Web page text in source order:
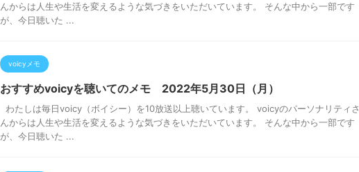
んからは人生や生活を変えるような気づきをいただいています。 そんな中から一部です
が、今日聴いた ...
voicyメモ
おすすめvoicyを聴いてのメモ 2022年5月30日（月）
わたしは毎日voicy（ボイシー）を10放送以上聴いています。 voicyのパーソナリティさ
んからは人生や生活を変えるような気づきをいただいています。 そんな中から一部です
が、今日聴いた ...